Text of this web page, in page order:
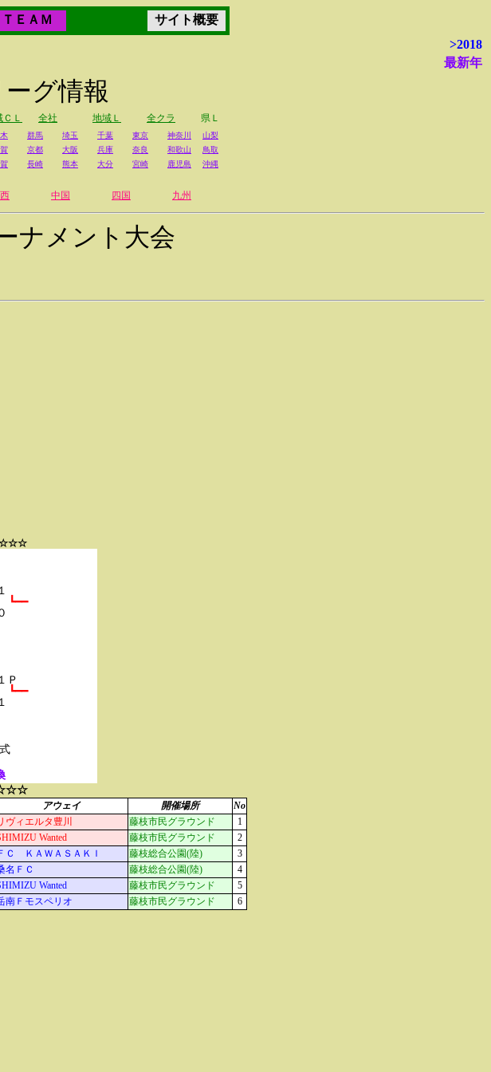
ＴＥＡＭ
サイト概要
>2018
最新年
グ情報
ＣＬ 全社 地域Ｌ 全クラ 県Ｌ
群馬 埼玉 千葉 東京 神奈川
山梨
京都 大阪 兵庫 奈良 和歌山
鳥取
長崎 熊本 大分 宮崎 鹿児島 沖縄
中国 四国 九州
ナメント大会
☆☆☆
┗━━
Ｐ
┗━━
アウェイ 開催場所 No
ヴィエルタ豊川 藤枝市民グラウンド
1
Wanted 藤枝市民グラウンド
2
Ｃ ＫＡＷＡＳＡＫＩ 藤枝総合公園(陸)
3
名ＦＣ 藤枝総合公園(陸) 4
Wanted 藤枝市民グラウンド
5
南Ｆモスペリオ 藤枝市民グラウンド 6